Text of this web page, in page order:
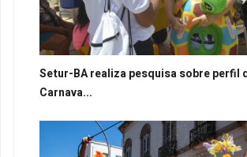
Setur-BA realiza pesquisa sobre perfil
Carnava...